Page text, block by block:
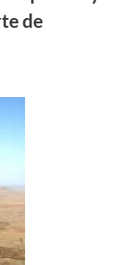
de